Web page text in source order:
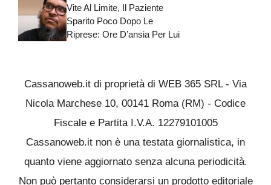
Vite Al Limite, Il Paziente
Sparito Poco Dopo Le
Riprese: Ore D’ansia Per Lui
Cassanoweb.it di proprietà di WEB 365 SRL - Via
Nicola Marchese 10, 00141 Roma (RM) - Codice
Fiscale e Partita I.V.A. 12279101005
Cassanoweb.it non è una testata giornalistica, in
quanto viene aggiornato senza alcuna periodicità.
Non può pertanto considerarsi un prodotto editoriale